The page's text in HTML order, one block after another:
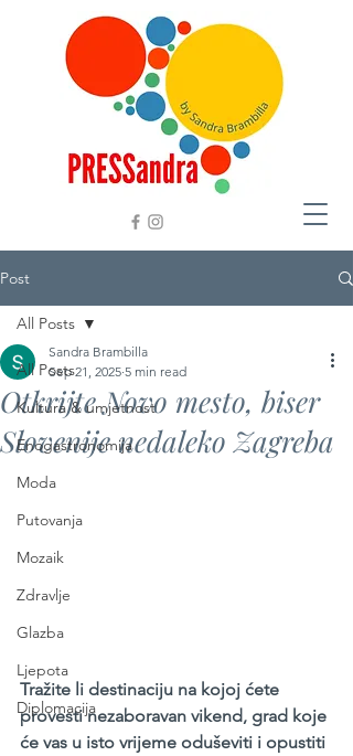
Post
All Posts
Kultura & umjetnost
Enogastronomija
Moda
Putovanja
Mozaik
Zdravlje
Glazba
Ljepota
Diplomacija
All Posts
Otkrijte Novo mesto, biser
Slovenije nedaleko Zagreba
Sandra Brambilla
Sep 21, 2025 5 min read
Tražite li destinaciju na kojoj ćete
provesti nezaboravan vikend, grad koje
će vas u isto vrijeme oduševiti i opustiti